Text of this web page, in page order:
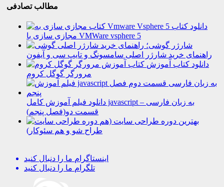
مطالب تصادفی
دانلود کتاب
مجازی سازی با VMWare vsphere 5
شارژر گوشی؛
راهنمای خرید شارژر اصلی سامسونگ و تایپ سی و آیفون
دانلود کتاب آموزش
مرورگر گوگل کروم
دانلود فیلم آموزش کامل javascript به زبان فارسی –
قسمت دو(فصل پنجم)
بهترین دوره طراحی سایت (هم
طراح شو و هم سئوکار)
اینستاگرام ما را دنبال کنید
تلگرام ما را دنبال کنید